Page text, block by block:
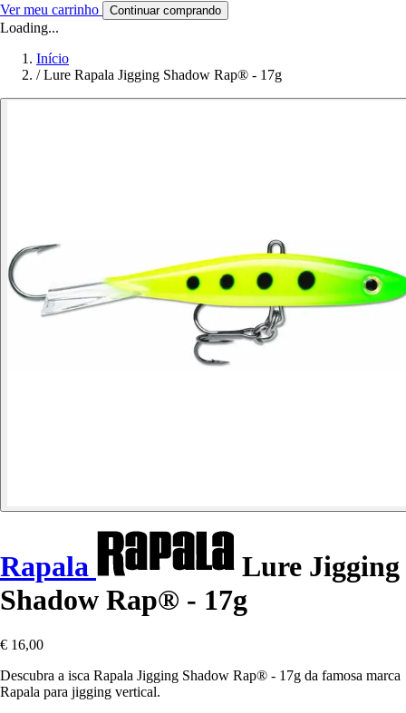
Ver meu carrinho Continuar comprando
Loading...
Início
/ Lure Rapala Jigging Shadow Rap® - 17g
Rapala
Lure Jigging
Shadow Rap® - 17g
€ 16,00
Descubra a isca Rapala Jigging Shadow Rap® - 17g da famosa marca
Rapala para jigging vertical.